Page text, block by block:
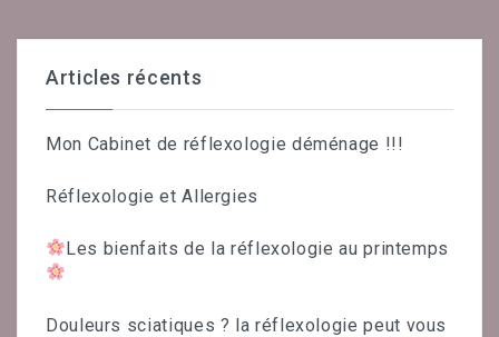
Articles récents
Mon Cabinet de réflexologie déménage !!!
Réflexologie et Allergies
Les bienfaits de la réflexologie au printemps
Douleurs sciatiques ? la réflexologie peut vous